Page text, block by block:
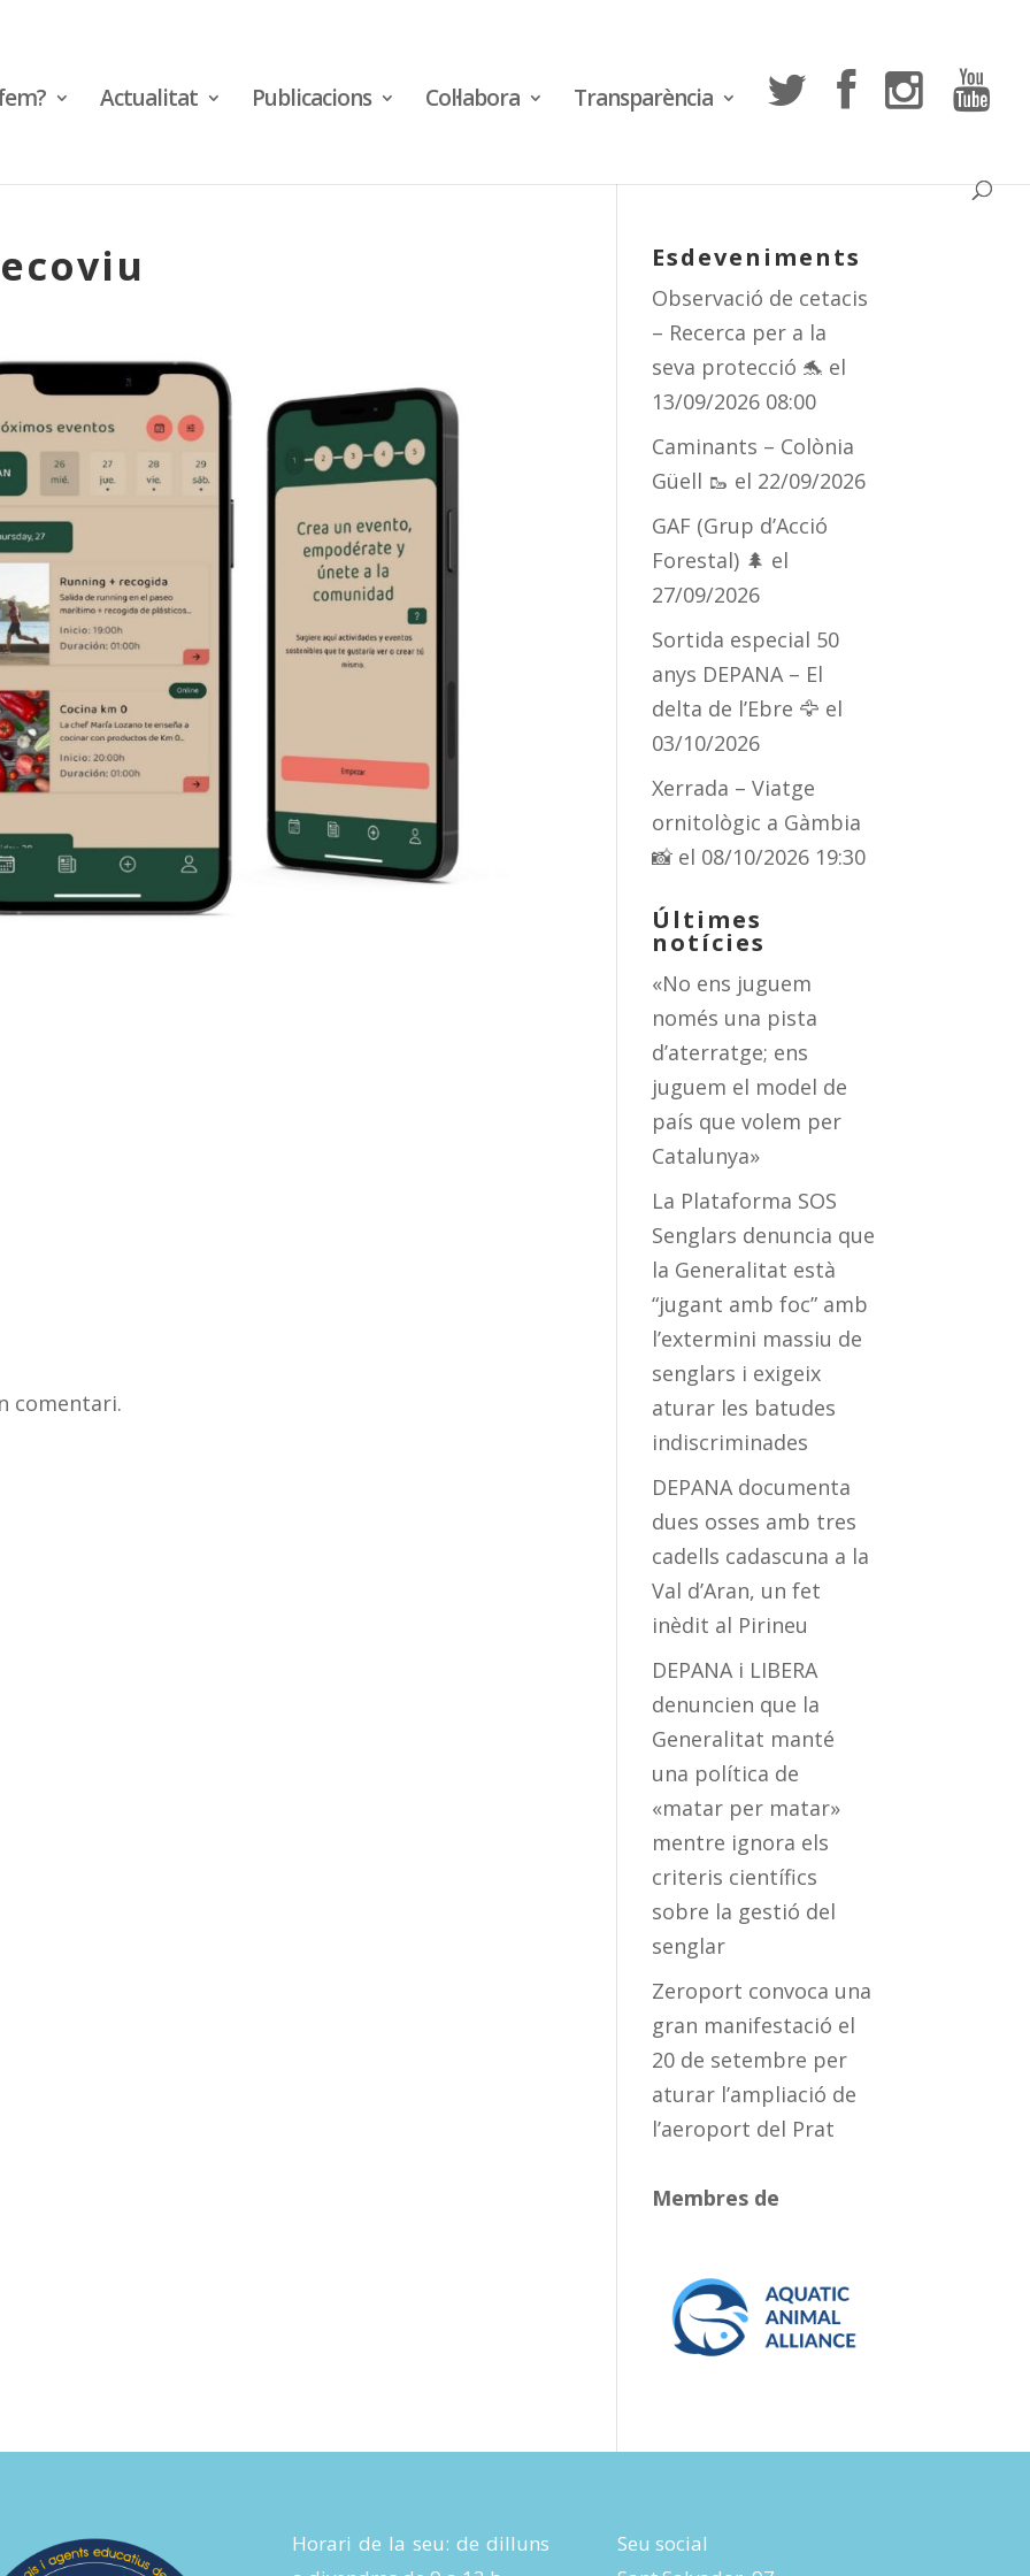
Actualitat Publicacions Col·labora Transparència
comentari.
Esdeveniments
Observació de cetacis
– Recerca per a la
seva protecció 🐬 el
13/09/2026 08:00
Caminants – Colònia
Güell 🥾 el 22/09/2026
GAF (Grup d’Acció
Forestal) 🌲 el
27/09/2026
Sortida especial 50
anys DEPANA – El
delta de l’Ebre 🦅 el
03/10/2026
Xerrada – Viatge
ornitològic a Gàmbia
📸 el 08/10/2026 19:30
Últimes
notícies
«No ens juguem
només una pista
d’aterratge; ens
juguem el model de
país que volem per
Catalunya»
La Plataforma SOS
Senglars denuncia que
la Generalitat està
“jugant amb foc” amb
l’extermini massiu de
senglars i exigeix
aturar les batudes
indiscriminades
DEPANA documenta
dues osses amb tres
cadells cadascuna a la
Val d’Aran, un fet
inèdit al Pirineu
DEPANA i LIBERA
denuncien que la
Generalitat manté
una política de
«matar per matar»
mentre ignora els
criteris científics
sobre la gestió del
senglar
Zeroport convoca una
gran manifestació el
20 de setembre per
aturar l’ampliació de
l’aeroport del Prat
Membres de
Horari de la seu: de dilluns
Seu social